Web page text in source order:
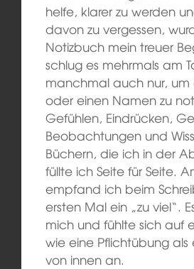
helfe, klarer zu werden
davon zu vergessen,
Notizbuch mein treuer
schlug es mehrmals am
manchmal auch nur, um
oder einen Namen zu
Gefühlen, Eindrücken,
Beobachtungen und
Büchern, die ich in der
füllte ich Seite für Seite.
empfand ich beim
ersten Mal ein „zu viel“.
mich und fühlte sich auf
wie eine Pflichtübung als
von innen an.